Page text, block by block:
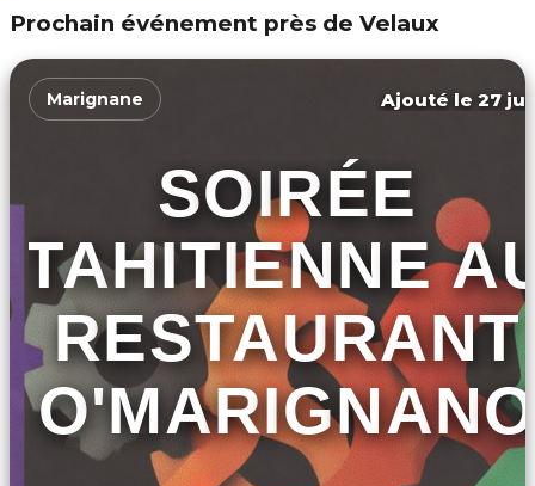
Prochain événement près de Velaux
Marignane Ajouté le 27
SOIRÉE
TAHITIENNE
RESTAURANT
O'MARIGNANO